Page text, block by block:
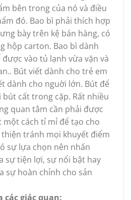
bên trong của nó và điều
đó. Bao bì phải thích hợp
bày trên kệ bán hàng, có
hộp carton. Bao bì dành
vào tủ lạnh vừa vặn và
Bút viết dành cho trẻ em
dành cho nguời lớn. Bút để
bút cất trong cặp. Rất nhiều
quan tâm cần phải được
một cách tỉ mỉ để tạo cho
tránh mọi khuyết điểm
sự lựa chọn nên nhấn
sự tiện lợi, sự nổi bật hay
sự hoàn chỉnh cho sản
các giác quan: